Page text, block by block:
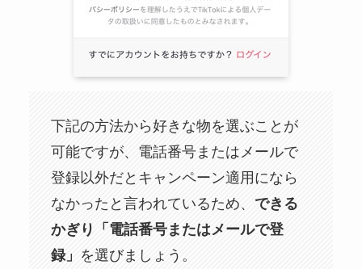
下記の方法から好きな物を選ぶことが
可能ですが、電話番号またはメールで
登録以外だとキャンペーン適用になら
なかったと言われているため、 できる
かぎり「電話番号またはメールで登
録」 を選びましょう。